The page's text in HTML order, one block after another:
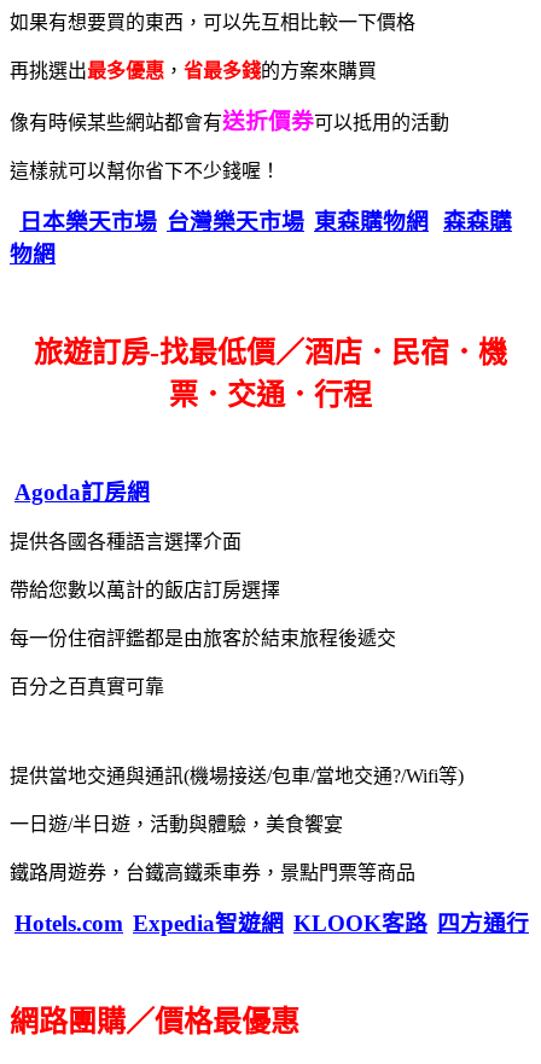
如果有想要買的東西，可以先互相比較一下價格
再挑選出最多優惠 ， 省最多錢的方案來購買
像有時候某些網站都會有送折價券可以抵用的活動
這樣就可以幫你省下不少錢喔！
日本樂天市場 台灣樂天市場 東森購物網
森森購
物網
旅遊訂房-找最低價／酒店．民宿．機
票．交通．行程
Agoda訂房網
提供各國各種語言選擇介面
帶給您數以萬計的飯店訂房選擇
每一份住宿評鑑都是由旅客於結束旅程後遞交
百分之百真實可靠
提供當地交通與通訊(機場接送/包車/當地交通?/Wifi等)
一日遊/半日遊，活動與體驗，美食饗宴
鐵路周遊券，台鐵高鐵乘車券，景點門票等商品
Hotels.com Expedia智遊網 KLOOK客路 四方通行
網路團購／價格最優惠